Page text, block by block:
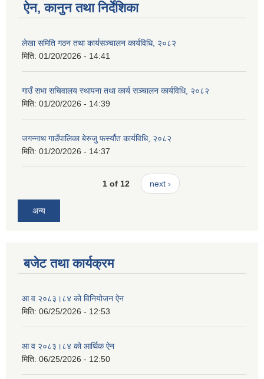
ऐन, कानुन तथा निर्देशिका
लेखा समिति गठन तथा कार्यसञ्चालन कार्यविधि, २०८२
मिति: 01/20/2026 - 14:41
गाउँ सभा सचिवालय स्थापना तथा कार्य सञ्चालन कार्यविधि, २०८२
मिति: 01/20/2026 - 14:39
जगन्नाथ गाउँपालिका बेरुजु फर्स्यौत कार्यविधि, २०८२
मिति: 01/20/2026 - 14:37
1 of 12 next ›
अन्य
बजेट तथा कार्यक्रम
आ व २०८३।८४ को विनियोजन ऐन
मिति: 06/25/2026 - 12:53
आ व २०८३।८४ को आर्थिक ऐन
मिति: 06/25/2026 - 12:50